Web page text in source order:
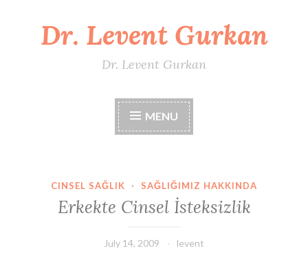
Dr. Levent Gurkan
Dr. Levent Gurkan
MENU
CINSEL SAĞLIK · SAĞLIĞIMIZ HAKKINDA
Erkekte Cinsel İsteksizlik
July 14, 2009 levent